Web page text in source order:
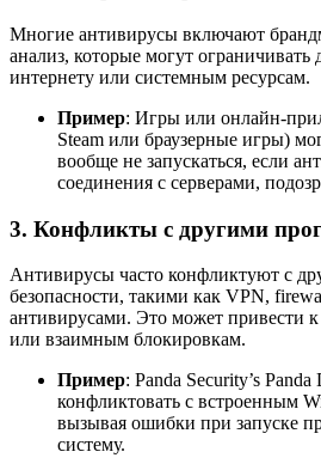
Многие антивирусы включают
анализ, которые могут
интернету или системным ресурсам.
Пример: Игры или онлайн-
Steam или браузерные игры)
вообще не запускаться, если
соединения с серверами,
3. Конфликты с другими
Антивирусы часто конфликтуют с
безопасности, такими как VPN,
антивирусами. Это может привести
или взаимным блокировкам.
Пример: Panda Security’s
конфликтовать с встроенным
вызывая ошибки при запуске
систему.